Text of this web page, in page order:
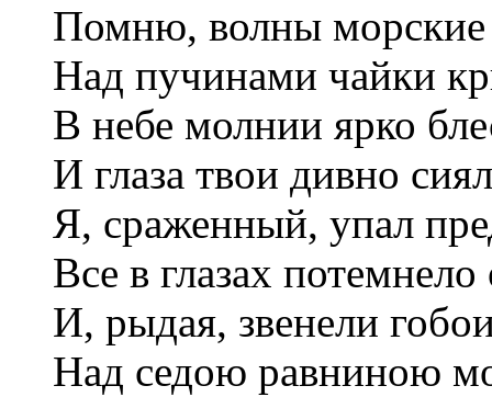
Помню, волны
Над пучинами чайки
В небе молнии ярко
И глаза твои дивно
Я, сраженный, упал
Все в глазах
И, рыдая, звенели
Над седою равниною